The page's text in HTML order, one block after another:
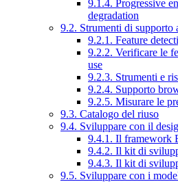
9.1.4. Progressive
degradation
9.2. Strumenti di
9.2.1. Feature
9.2.2. Verificare le
use
9.2.3. Strumenti e
9.2.4. Supporto
9.2.5. Misurare le
9.3. Catalogo del riuso
9.4. Sviluppare con il
9.4.1. Il framework
9.4.2. Il kit di
9.4.3. Il kit di
9.5. Sviluppare con i